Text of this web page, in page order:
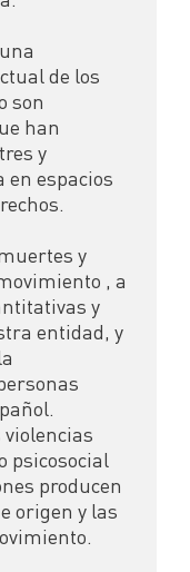
de los
son
han
y
espacios
y
, a
y
entidad, y
psicosocial
producen
origen y las